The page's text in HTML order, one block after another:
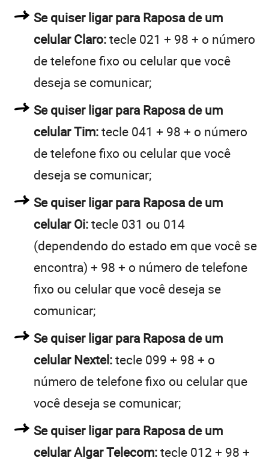
Se quiser ligar para Raposa de um
celular Claro:tecle 021 + 98 + o número
de telefone fixo ou celular que você
deseja se comunicar;
Se quiser ligar para Raposa de um
celular Tim:tecle 041 + 98 + o número
de telefone fixo ou celular que você
deseja se comunicar;
Se quiser ligar para Raposa de um
celular Oi:tecle 031 ou 014
(dependendo do estado em que você se
encontra) + 98 + o número de telefone
fixo ou celular que você deseja se
comunicar;
Se quiser ligar para Raposa de um
celular Nextel:tecle 099 + 98 + o
número de telefone fixo ou celular que
você deseja se comunicar;
Se quiser ligar para Raposa de um
celular Algar Telecom:tecle 012 + 98 +